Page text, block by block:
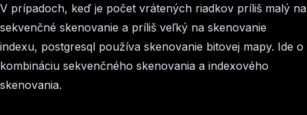
V prípadoch, keď je počet vrátených riadkov príliš malý na
sekvenčné skenovanie a príliš veľký na skenovanie
indexu, postgresql používa skenovanie bitovej mapy. Ide o
kombináciu sekvenčného skenovania a indexového
skenovania.